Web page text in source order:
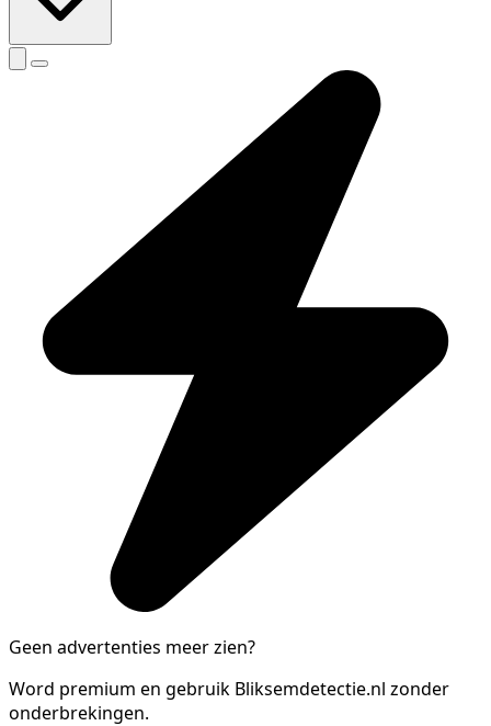
Geen advertenties meer zien?
Word premium en gebruik Bliksemdetectie.nl zonder
onderbrekingen.